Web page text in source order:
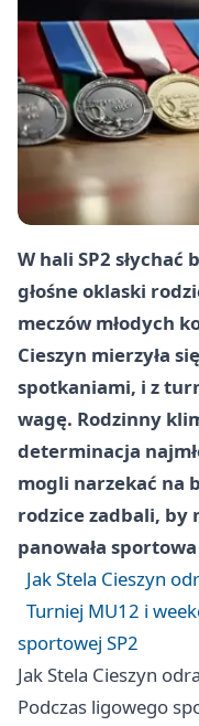
W hali SP2 słychać
głośne oklaski
meczów młodych
Cieszyn mierzyła
spotkaniami, i z
wagę. Rodzinny
determinacja
mogli narzekać na
rodzice zadbali, by
panowała
Jak Stela Cieszyn
Turniej MU12 i
sportowej SP2
Jak Stela Cieszyn
Podczas ligowego